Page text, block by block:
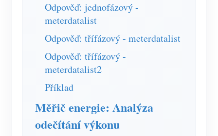
Odpověď: jednofázový -
meterdatalist
Odpověď: třífázový - meterdatalist
Odpověď: třífázový -
meterdatalist2
Příklad
Měřič energie: Analýza
odečítání výkonu